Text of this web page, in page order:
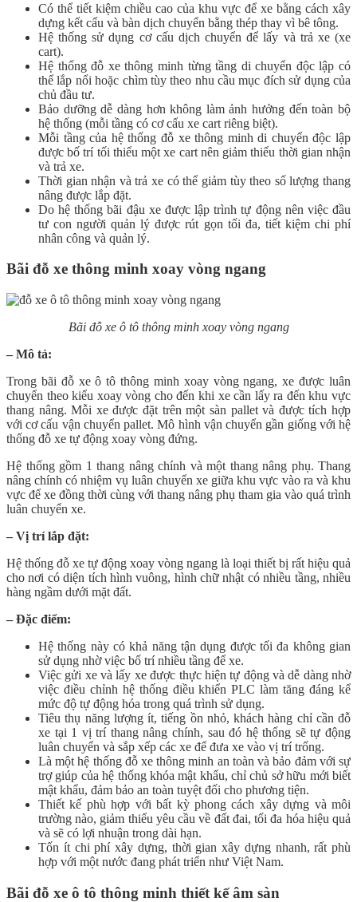
Có thể tiết kiệm chiều cao của khu vực để xe bằng cách xây
dựng kết cấu và bàn dịch chuyển bằng thép thay vì bê tông.
Hệ thống sử dụng cơ cấu dịch chuyển để lấy và trả xe (xe
cart).
Hệ thống đỗ xe thông minh từng tầng di chuyển độc lập có
thể lắp nổi hoặc chìm tùy theo nhu cầu mục đích sử dụng của
chủ đầu tư.
Bảo dưỡng dễ dàng hơn không làm ảnh hưởng đến toàn bộ
hệ thống (mỗi tầng có cơ cấu xe cart riêng biệt).
Mỗi tầng của hệ thống đỗ xe thông minh di chuyển độc lập
được bố trí tối thiểu một xe cart nên giảm thiểu thời gian nhận
và trả xe.
Thời gian nhận và trả xe có thể giảm tùy theo số lượng thang
nâng được lắp đặt.
Do hệ thống bãi đậu xe được lập trình tự động nên việc đầu
tư con người quản lý được rút gọn tối đa, tiết kiệm chi phí
nhân công và quản lý.
Bãi đỗ xe thông minh xoay vòng ngang
Bãi đỗ xe ô tô thông minh xoay vòng ngang
– Mô tả:
Trong bãi đỗ xe ô tô thông minh xoay vòng ngang, xe được luân
chuyển theo kiểu xoay vòng cho đến khi xe cần lấy ra đến khu vực
thang nâng. Mỗi xe được đặt trên một sàn pallet và được tích hợp
với cơ cấu vận chuyển pallet. Mô hình vận chuyển gần giống với hệ
thống đỗ xe tự động xoay vòng đứng.
Hệ thống gồm 1 thang nâng chính và một thang nâng phụ. Thang
nâng chính có nhiệm vụ luân chuyển xe giữa khu vực vào ra và khu
vực để xe đồng thời cùng với thang nâng phụ tham gia vào quá trình
luân chuyển xe.
– Vị trí lắp đặt:
Hệ thống đỗ xe tự động xoay vòng ngang là loại thiết bị rất hiệu quả
cho nơi có diện tích hình vuông, hình chữ nhật có nhiều tầng, nhiều
hàng ngầm dưới mặt đất.
– Đặc điểm:
Hệ thống này có khả năng tận dụng được tối đa không gian
sử dụng nhờ việc bố trí nhiều tầng để xe.
Việc gửi xe và lấy xe được thực hiện tự động và dễ dàng nhờ
việc điều chỉnh hệ thống điều khiển PLC làm tăng đáng kể
mức độ tự động hóa trong quá trình sử dụng.
Tiêu thụ năng lượng ít, tiếng ồn nhỏ, khách hàng chỉ cần đỗ
xe tại 1 vị trí thang nâng chính, sau đó hệ thống sẽ tự động
luân chuyển và sắp xếp các xe để đưa xe vào vị trí trống.
Là một hệ thống đỗ xe thông minh an toàn và bảo đảm với sự
trợ giúp của hệ thống khóa mật khẩu, chỉ chủ sở hữu mới biết
mật khẩu, đảm bảo an toàn tuyệt đối cho phương tiện.
Thiết kế phù hợp với bất kỳ phong cách xây dựng và môi
trường nào, giảm thiểu yêu cầu về đất đai, tối đa hóa hiệu quả
và sẽ có lợi nhuận trong dài hạn.
Tốn ít chi phí xây dựng, thời gian xây dựng nhanh, rất phù
hợp với một nước đang phát triển như Việt Nam.
Bãi đỗ xe ô tô thông minh thiết kế âm sàn